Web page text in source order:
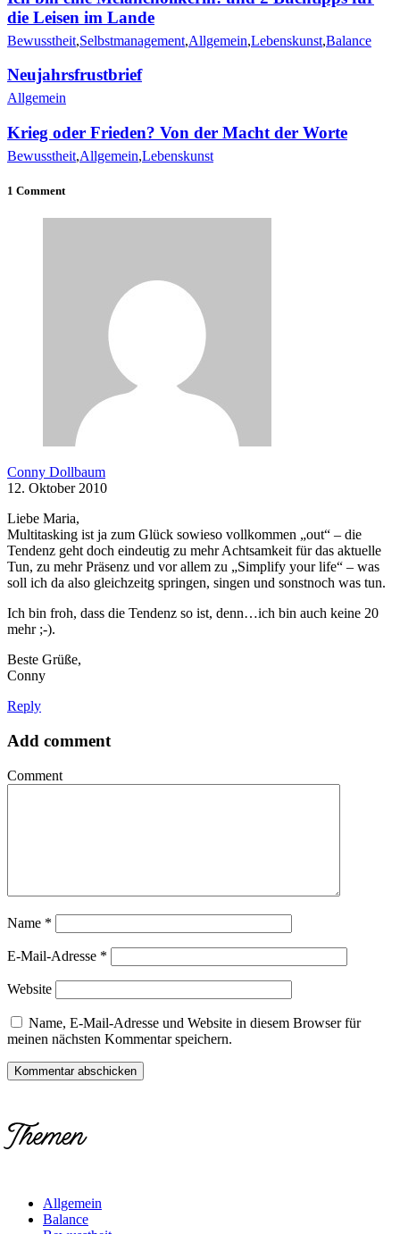
die Leisen im Lande
Bewusstheit,Selbstmanagement,Allgemein,Lebenskunst,Balance
Neujahrsfrustbrief
Allgemein
Krieg oder Frieden? Von der Macht der Worte
Bewusstheit,Allgemein,Lebenskunst
1 Comment
Conny Dollbaum
12. Oktober 2010
Liebe Maria,
Multitasking ist ja zum Glück sowieso vollkommen „out“ – die
Tendenz geht doch eindeutig zu mehr Achtsamkeit für das aktuelle
Tun, zu mehr Präsenz und vor allem zu „Simplify your life“ – was
soll ich da also gleichzeitg springen, singen und sonstnoch was tun.
Ich bin froh, dass die Tendenz so ist, denn…ich bin auch keine 20
mehr ;-).
Beste Grüße,
Conny
Reply
Add comment
Comment
Name *
E-Mail-Adresse *
Website
Name, E-Mail-Adresse und Website in diesem Browser für
meinen nächsten Kommentar speichern.
Themen
Allgemein
Balance